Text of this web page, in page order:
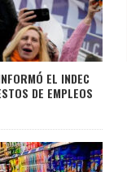
EL INDEC
DE EMPLEOS